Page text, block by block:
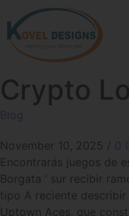
Crypto
November 10, 2025 /
Encontrarás juegos de
Borgata ‘ sur recibir
tipo A reciente
Uptown Aces, que